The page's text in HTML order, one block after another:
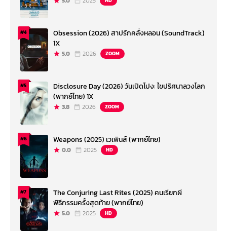
#4
Obsession (2026) สาปรักคลั่งหลอน (SoundTrack)
1X
5.0 2026 ZOOM
#5
Disclosure Day (2026) วันเปิดโปง: ไขปริศนาลวงโลก
(พากย์ไทย) 1X
3.8 2026 ZOOM
#6 Weapons (2025) เวเพินส์ (พากย์ไทย)
0.0 2025 HD
#7
The Conjuring Last Rites (2025) คนเรียกผี
พิธีกรรมครั้งสุดท้าย (พากย์ไทย)
5.0 2025 HD